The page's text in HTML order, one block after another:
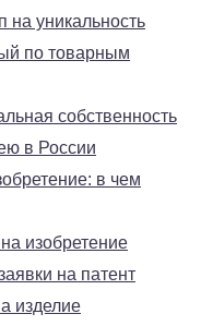
на уникальность
по товарным
собственность
в России
в чем
изобретение
на патент
изделие